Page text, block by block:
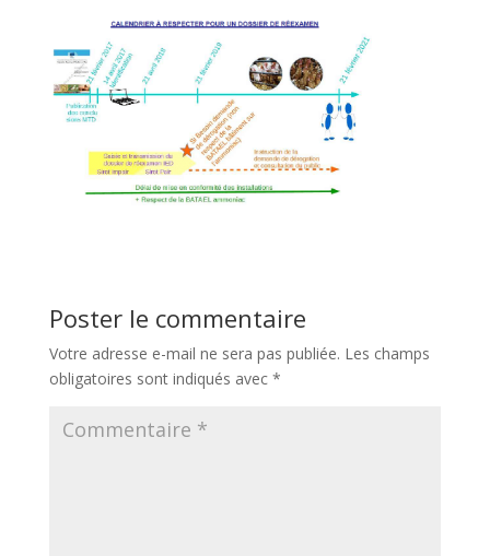
Poster le commentaire
Votre adresse e-mail ne sera pas publiée. Les champs
obligatoires sont indiqués avec *